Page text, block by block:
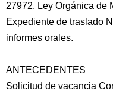
27972, Ley Orgánica de
Expediente de traslado
informes orales.
ANTECEDENTES
Solicitud de vacancia